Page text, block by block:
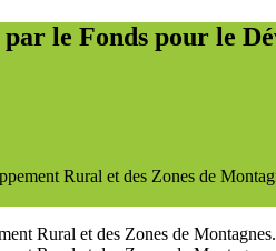
le Fonds pour le
Rural et des Zones de